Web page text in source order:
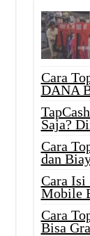
Cara
DANA
Saja?
Cara
dan
Cara Isi
Mobile
Cara
Bisa